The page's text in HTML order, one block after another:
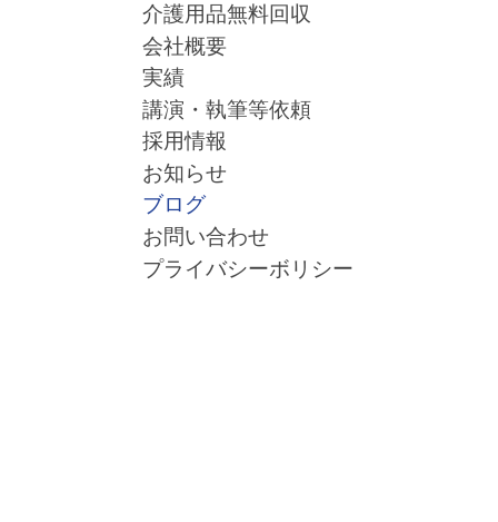
介護用品無料回収
会社概要
実績
講演・執筆等依頼
採用情報
お知らせ
ブログ
お問い合わせ
プライバシーボリシー